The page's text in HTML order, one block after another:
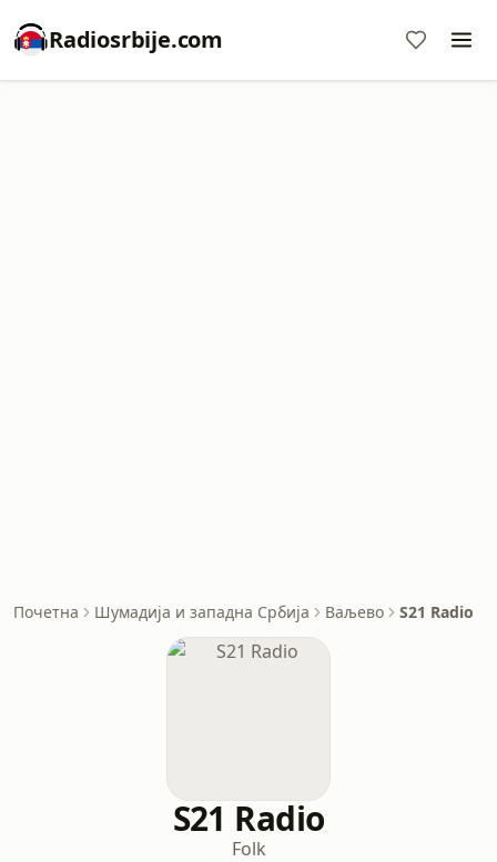
Radiosrbije.com
Почетна Шумадија и западна Србија Ваљево S21 Radio
S21 Radio
Folk